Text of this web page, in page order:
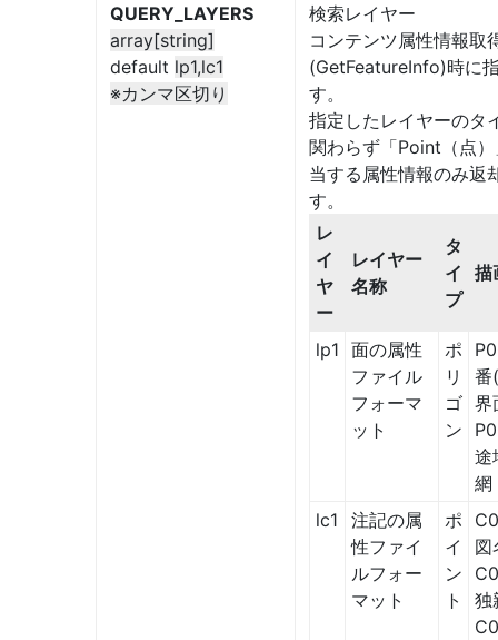
QUERY_LAYERS
array[string]
default lp1,lc1
※カンマ区切り
検索レイヤー
コンテンツ属性情報取
(GetFeatureInfo)時に
す。
指定したレイヤーのタ
関わらず「Point（点
当する属性情報のみ返
す。
レ
イ
ヤ
ー
レイヤー
名称
タ
イ
プ
描
lp1 面の属性
ファイル
フォーマ
ット
ポ
リ
ゴ
ン
番
界
途
網
lc1
注記の属
性ファイ
ルフォー
マット
ポ
イ
ン
ト
図
独